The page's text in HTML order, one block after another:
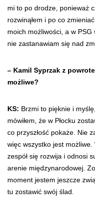
mi to po drodze, ponieważ
rozwinąłem i po co
moich możliwości, a w
nie zastanawiam się nad
– Kamil Syprzak z
możliwe?
KS: Brzmi to pięknie i
mówiłem, że w Płocku
co przyszłość pokaże. Nie
więc wszystko jest możliwe.
zespół się rozwija i odnosi
arenie międzynarodowej.
moment jestem jeszcze
tu zostawić swój ślad.